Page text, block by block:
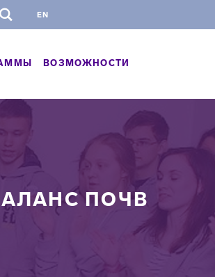
# EN
ВОЗМОЖНОСТИ
ПОЧВ